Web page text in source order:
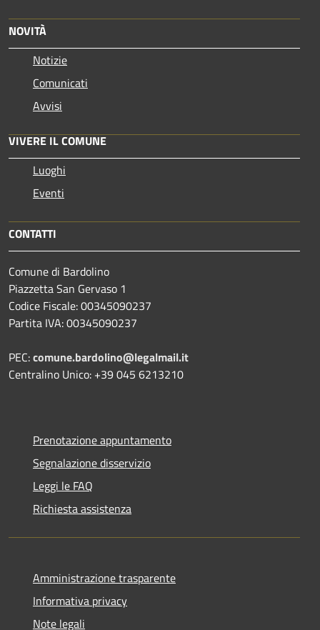
NOVITÀ
Notizie
Comunicati
Avvisi
VIVERE IL COMUNE
Luoghi
Eventi
CONTATTI
Comune di Bardolino
Piazzetta San Gervaso 1
Codice Fiscale: 00345090237
Partita IVA: 00345090237
PEC:comune.bardolino@legalmail.it
Centralino Unico: +39 045 6213210
Prenotazione appuntamento
Segnalazione disservizio
Leggi le FAQ
Richiesta assistenza
Amministrazione trasparente
Informativa privacy
Note legali